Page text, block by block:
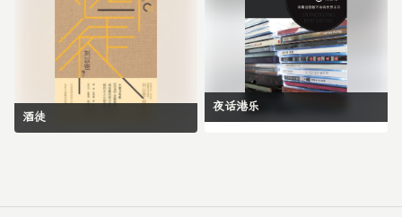
酒徒
夜话港乐